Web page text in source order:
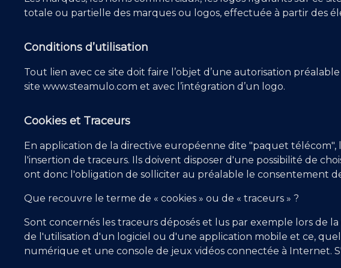
totale ou partielle des marques ou logos, effectuée à partir des
Conditions d’utilisation
Tout lien avec ce site doit faire l’objet d’une autorisation
site www.steamulo.com et avec l’intégration d’un logo.
Cookies et Traceurs
En application de la directive européenne dite "paquet
l'insertion de traceurs. Ils doivent disposer d'une possibilité de
ont donc l'obligation de solliciter au préalable le consentement
Que recouvre le terme de « cookies » ou de « traceurs » ?
Sont concernés les traceurs déposés et lus par exemple lors
de l'utilisation d'un logiciel ou d'une application mobile et ce,
numérique et une console de jeux vidéos connectée à Internet.